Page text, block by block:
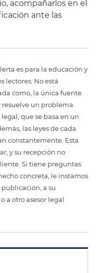
acompañarlos en el
ante las
es para la educación y
lectores. No está
como, la única fuente
un problema
que se basa en un
las leyes de cada
constantemente. Esta
y su recepción no
Si tiene preguntas
concreta, le instamos
publicación, a su
a otro asesor legal